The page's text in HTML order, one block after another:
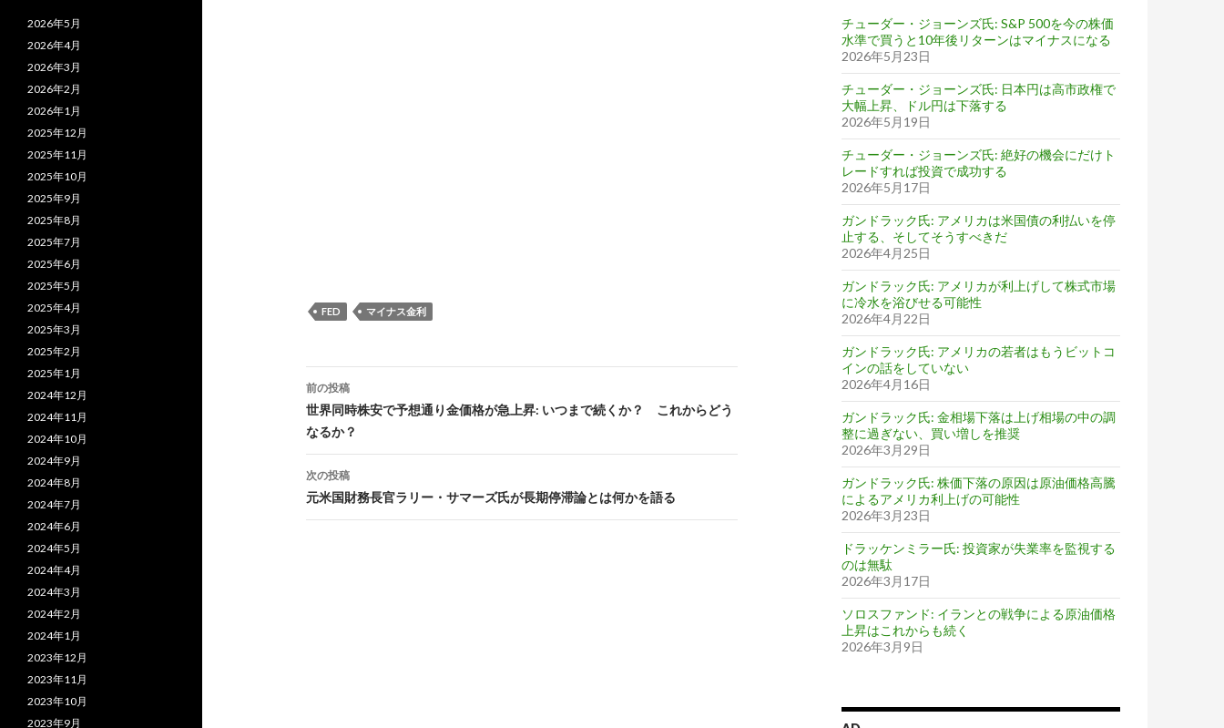
FED マイナス金利
投
稿
ナ
ビ
ゲ
前の投稿
世界同時株安で予想通り金価格が急上昇: いつまで続くか？ これからどう
なるか？
次の投稿
元米国財務長官ラリー・サマーズ氏が長期停滞論とは何かを語る
チューダー・ジョーンズ氏: S&P 500を今の株価
水準で買うと10年後リターンはマイナスになる
2026年5月23日
チューダー・ジョーンズ氏: 日本円は高市政権で
大幅上昇、ドル円は下落する
2026年5月19日
チューダー・ジョーンズ氏: 絶好の機会にだけト
レードすれば投資で成功する
2026年5月17日
ガンドラック氏: アメリカは米国債の利払いを停
止する、そしてそうすべきだ
2026年4月25日
ガンドラック氏: アメリカが利上げして株式市場
に冷水を浴びせる可能性
2026年4月22日
ガンドラック氏: アメリカの若者はもうビットコ
インの話をしていない
2026年4月16日
ガンドラック氏: 金相場下落は上げ相場の中の調
整に過ぎない、買い増しを推奨
2026年3月29日
ガンドラック氏: 株価下落の原因は原油価格高騰
によるアメリカ利上げの可能性
2026年3月23日
ドラッケンミラー氏: 投資家が失業率を監視する
のは無駄
2026年3月17日
ソロスファンド: イランとの戦争による原油価格
上昇はこれからも続く
2026年3月9日
2026年5月
2026年4月
2026年3月
2026年2月
2026年1月
2025年12月
2025年11月
2025年10月
2025年9月
2025年8月
2025年7月
2025年6月
2025年5月
2025年4月
2025年3月
2025年2月
2025年1月
2024年12月
2024年11月
2024年10月
2024年9月
2024年8月
2024年7月
2024年6月
2024年5月
2024年4月
2024年3月
2024年2月
2024年1月
2023年12月
2023年11月
2023年10月
2023年9月